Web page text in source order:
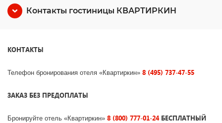
Контакты гостиницы КВАРТИРКИН
КОНТАКТЫ
Телефон бронирования отеля «Квартиркин» 8 (495) 737-47-55
ЗАКАЗ БЕЗ ПРЕДОПЛАТЫ
Бронируйте отель «Квартиркин» 8 (800) 777-01-24БЕСПЛАТНЫЙ